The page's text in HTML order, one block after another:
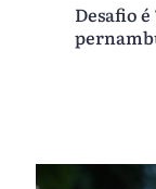
Desafio